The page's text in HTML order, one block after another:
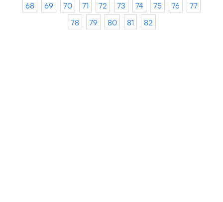
68
69 70 71 72 73 74 75 76
77
78
79 80 81 82